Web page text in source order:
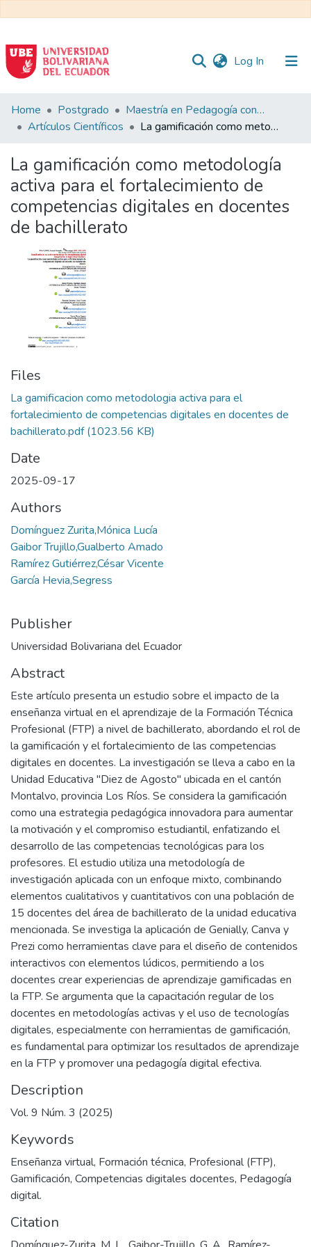
Log In (current)
Communities
&
All of DSpace
Statistics
Home Postgrado
Maestría en Pedagogía con Mención en Formación Técnica y Profesional
Artículos Científicos
La gamificación como metodología activa para el fortalecimiento de competencias digitales en docentes de bachillerato
La gamificación como metodología
activa para el fortalecimiento de
competencias digitales en docentes
de bachillerato
Files
La gamificacion como metodologia activa para el
fortalecimiento de competencias digitales en docentes de
bachillerato.pdf(1023.56 KB)
Date
2025-09-17
Authors
Domínguez Zurita,Mónica Lucía
Gaibor Trujillo,Gualberto Amado
Ramírez Gutiérrez,César Vicente
García Hevia,Segress
Publisher
Universidad Bolivariana del Ecuador
Abstract
Este artículo presenta un estudio sobre el impacto de la
enseñanza virtual en el aprendizaje de la Formación Técnica
Profesional (FTP) a nivel de bachillerato, abordando el rol de
la gamificación y el fortalecimiento de las competencias
digitales en docentes. La investigación se lleva a cabo en la
Unidad Educativa "Diez de Agosto" ubicada en el cantón
Montalvo, provincia Los Ríos. Se considera la gamificación
como una estrategia pedagógica innovadora para aumentar
la motivación y el compromiso estudiantil, enfatizando el
desarrollo de las competencias tecnológicas para los
profesores. El estudio utiliza una metodología de
investigación aplicada con un enfoque mixto, combinando
elementos cualitativos y cuantitativos con una población de
15 docentes del área de bachillerato de la unidad educativa
mencionada. Se investiga la aplicación de Genially, Canva y
Prezi como herramientas clave para el diseño de contenidos
interactivos con elementos lúdicos, permitiendo a los
docentes crear experiencias de aprendizaje gamificadas en
la FTP. Se argumenta que la capacitación regular de los
docentes en metodologías activas y el uso de tecnologías
digitales, especialmente con herramientas de gamificación,
es fundamental para optimizar los resultados de aprendizaje
en la FTP y promover una pedagogía digital efectiva.
Description
Vol. 9 Núm. 3 (2025)
Keywords
Enseñanza virtual, Formación técnica, Profesional (FTP),
Gamificación, Competencias digitales docentes, Pedagogía
digital.
Citation